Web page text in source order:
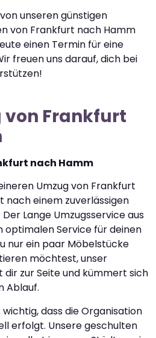
unseren günstigen
von Frankfurt nach Hamm
einen Termin für eine
freuen uns darauf, dich bei
Frankfurt
nach Hamm
Umzug von Frankfurt
nach einem zuverlässigen
Lange Umzugsservice aus
Service für deinen
nur ein paar Möbelstücke
möchtest, unser
zur Seite und kümmert sich
Ablauf.
dass die Organisation
erfolgt. Unsere geschulten